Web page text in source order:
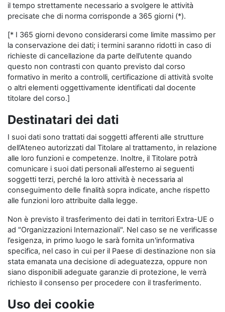
il tempo strettamente necessario a svolgere le attività
precisate che di norma corrisponde a 365 giorni (*).
[* I 365 giorni devono considerarsi come limite massimo per
la conservazione dei dati; i termini saranno ridotti in caso di
richieste di cancellazione da parte dell’utente quando
questo non contrasti con quanto previsto dal corso
formativo in merito a controlli, certificazione di attività svolte
o altri elementi oggettivamente identificati dal docente
titolare del corso.]
Destinatari dei dati
I suoi dati sono trattati dai soggetti afferenti alle strutture
dell’Ateneo autorizzati dal Titolare al trattamento, in relazione
alle loro funzioni e competenze. Inoltre, il Titolare potrà
comunicare i suoi dati personali all’esterno ai seguenti
soggetti terzi, perché la loro attività è necessaria al
conseguimento delle finalità sopra indicate, anche rispetto
alle funzioni loro attribuite dalla legge.
Non è previsto il trasferimento dei dati in territori Extra-UE o
ad "Organizzazioni Internazionali". Nel caso se ne verificasse
l’esigenza, in primo luogo le sarà fornita un'informativa
specifica, nel caso in cui per il Paese di destinazione non sia
stata emanata una decisione di adeguatezza, oppure non
siano disponibili adeguate garanzie di protezione, le verrà
richiesto il consenso per procedere con il trasferimento.
Uso dei cookie